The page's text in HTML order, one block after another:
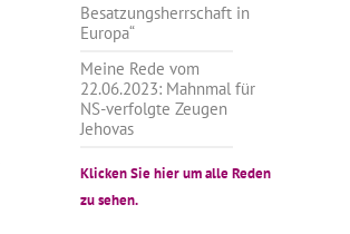
Besatzungsherrschaft in
Europa“
Meine Rede vom
22.06.2023: Mahnmal für
NS-verfolgte Zeugen
Jehovas
Klicken Sie hier um alle Reden
zu sehen.